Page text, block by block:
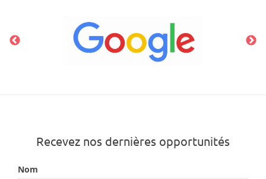
Recevez nos dernières opportunités
Nom